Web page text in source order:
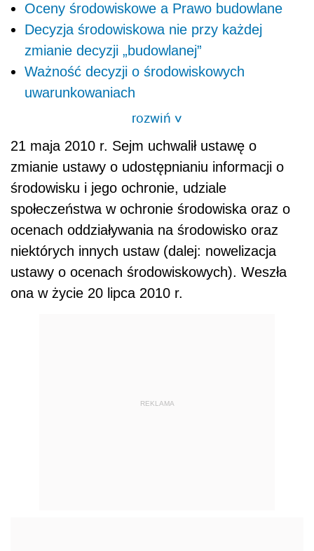
Oceny środowiskowe a Prawo budowlane
Decyzja środowiskowa nie przy każdej
zmianie decyzji „budowlanej”
Ważność decyzji o środowiskowych
uwarunkowaniach
rozwiń>
21 maja 2010 r. Sejm uchwalił ustawę o
zmianie ustawy o udostępnianiu informacji o
środowisku i jego ochronie, udziale
społeczeństwa w ochronie środowiska oraz o
ocenach oddziaływania na środowisko oraz
niektórych innych ustaw (dalej: nowelizacja
ustawy o ocenach środowiskowych). Weszła
ona w życie 20 lipca 2010 r.
REKLAMA